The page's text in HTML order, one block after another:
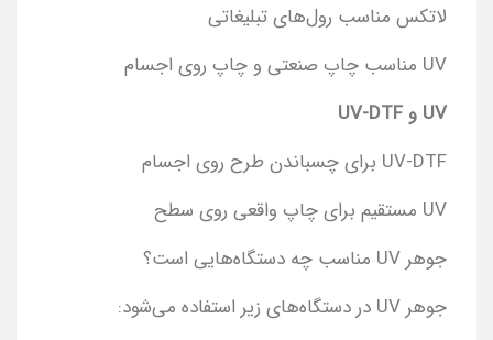
لاتکس مناسب رول‌های تبلیغاتی
UV مناسب چاپ صنعتی و چاپ روی اجسام
UV و UV-DTF
UV-DTF برای چسباندن طرح روی اجسام
UV مستقیم برای چاپ واقعی روی سطح
جوهر UV مناسب چه دستگاه‌هایی است؟
جوهر UV در دستگاه‌های زیر استفاده می‌شود: